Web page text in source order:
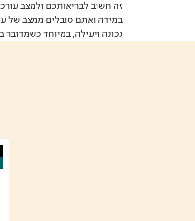
זה חשוב לבריאותכם ולמצב
במידה ואתם סובלים ממצב של
נכונה ויעילה, במיוחד כשמדובר